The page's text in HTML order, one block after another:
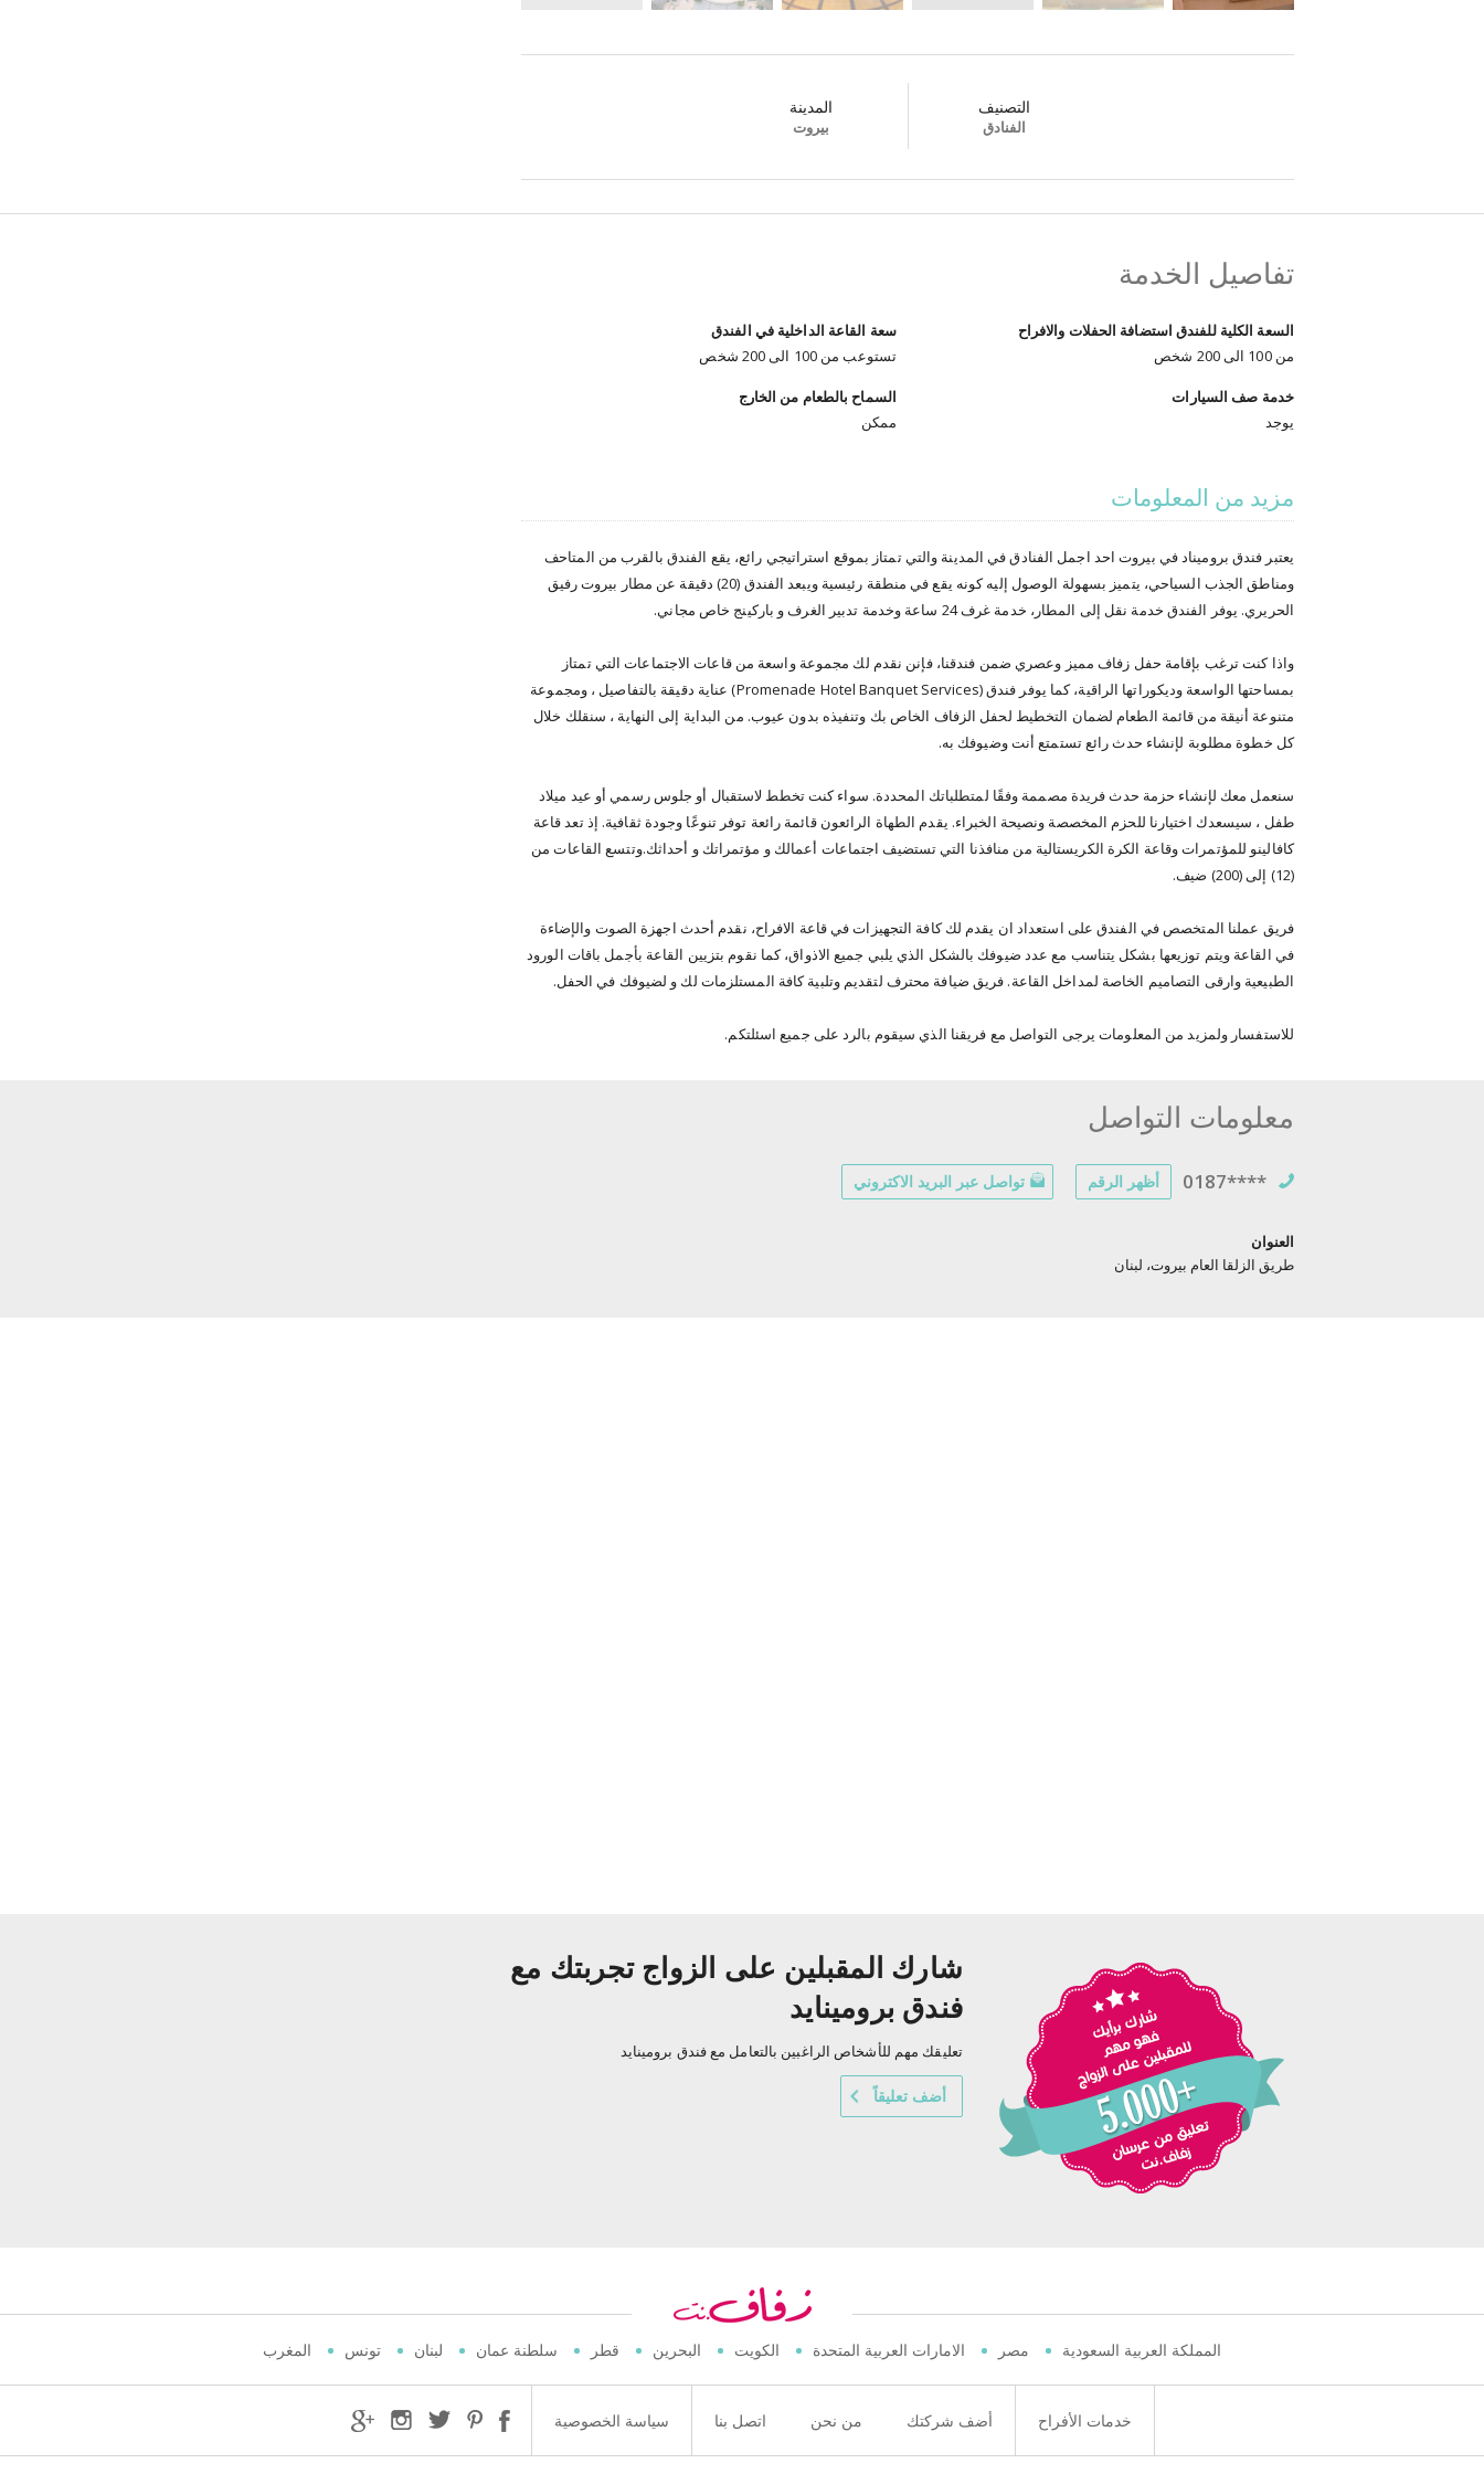
التصنيف
الفنادق
المدينة
بيروت
تفاصيل الخدمة
السعة الكلية للفندق استضافة الحفلات والافراح
من 100 الى 200 شخص
سعة القاعة الداخلية في الفندق
تستوعب من 100 الى 200 شخص
خدمة صف السيارات
يوجد
السماح بالطعام من الخارج
ممكن
مزيد من المعلومات
يعتبر فندق بروميناد في بيروت احد اجمل الفنادق في المدينة والتي تمتاز بموقع استراتيجي رائع، يقع الفندق بالقرب من المتاحف
ومناطق الجذب السياحي، يتميز بسهولة الوصول إليه كونه يقع في منطقة رئيسية ويبعد الفندق (20) دقيقة عن مطار بيروت رفيق
الحريري. يوفر الفندق خدمة نقل إلى المطار، خدمة غرف 24 ساعة وخدمة تدبير الغرف و باركينج خاص مجاني.
واذا كنت ترغب بإقامة حفل زفاف مميز وعصري ضمن فندقنا، فإنن نقدم لك مجموعة واسعة من قاعات الاجتماعات التي تمتاز
بمساحتها الواسعة وديكوراتها الراقية، كما يوفر فندق (Promenade Hotel Banquet Services) عناية دقيقة بالتفاصيل ، ومجموعة
متنوعة أنيقة من قائمة الطعام لضمان التخطيط لحفل الزفاف الخاص بك وتنفيذه بدون عيوب. من البداية إلى النهاية ، سنقلك خلال
كل خطوة مطلوبة لإنشاء حدث رائع تستمتع أنت وضيوفك به.
سنعمل معك لإنشاء حزمة حدث فريدة مصممة وفقًا لمتطلباتك المحددة. سواء كنت تخطط لاستقبال أو جلوس رسمي أو عيد ميلاد
طفل ، سيسعدك اختيارنا للحزم المخصصة ونصيحة الخبراء. يقدم الطهاة الرائعون قائمة رائعة توفر تنوعًا وجودة ثقافية. إذ تعد قاعة
كافالينو للمؤتمرات وقاعة الكرة الكريستالية من منافذنا التي تستضيف اجتماعات أعمالك و مؤتمراتك و أحداثك.وتتسع القاعات من
(12) إلى (200) ضيف.
فريق عملنا المتخصص في الفندق على استعداد ان يقدم لك كافة التجهيزات في قاعة الافراح، نقدم أحدث اجهزة الصوت والإضاءة
في القاعة ويتم توزيعها بشكل يتناسب مع عدد ضيوفك بالشكل الذي يلبي جميع الاذواق، كما نقوم بتزيين القاعة بأجمل باقات الورود
الطبيعية وارقى التصاميم الخاصة لمداخل القاعة. فريق ضيافة محترف لتقديم وتلبية كافة المستلزمات لك و لضيوفك في الحفل.
للاستفسار ولمزيد من المعلومات يرجى التواصل مع فريقنا الذي سيقوم بالرد على جميع اسئلتكم.
معلومات التواصل
0187**** أظهر الرقم تواصل عبر البريد الاكتروني
العنوان
طريق الزلقا العام بيروت، لبنان
شارك المقبلين على الزواج تجربتك مع
فندق برومينايد
تعليقك مهم للأشخاص الراغبين بالتعامل مع فندق برومينايد
أضف تعليقاً
المملكة العربية السعودية مصر الامارات العربية المتحدة الكويت البحرين قطر سلطنة عمان لبنان تونس المغرب
خدمات الأفراح أضف شركتك من نحن اتصل بنا سياسة الخصوصية